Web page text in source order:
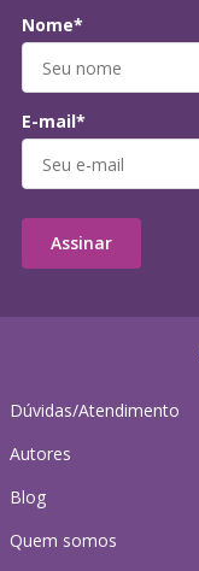
Dúvidas/Atendimento
Autores
Blog
Quem somos
Nome*
E-mail*
Assinar